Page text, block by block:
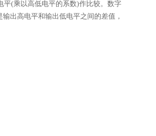
平(乘以高低电平的系数)作比较。数字
出高电平和输出低电平之间的差值，